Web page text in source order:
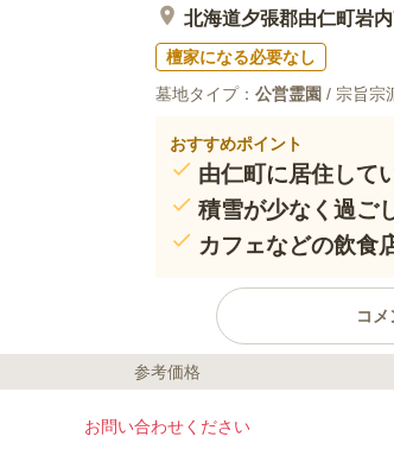
北海道夕張郡由仁町岩
檀家になる必要なし
墓地タイプ： 公営霊園 / 宗旨宗
おすすめポイント
由仁町に居住して
積雪が少なく過ご
カフェなどの飲食
コ
ライフドット編集部のコメント
ている由仁町にある
参考価格
お問い合わせください